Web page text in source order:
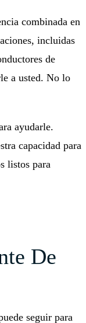
combinada en
incluidas
de
a usted. No lo
ayudarle.
capacidad para
listos para
De
seguir para